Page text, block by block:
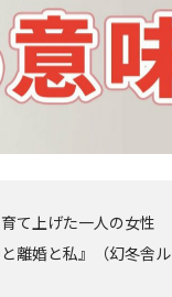
て上げた一人の女性
離婚と私』（幻冬舎ル